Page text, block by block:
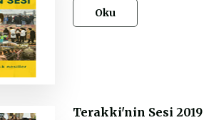
Oku
Terakki'nin Sesi 2019